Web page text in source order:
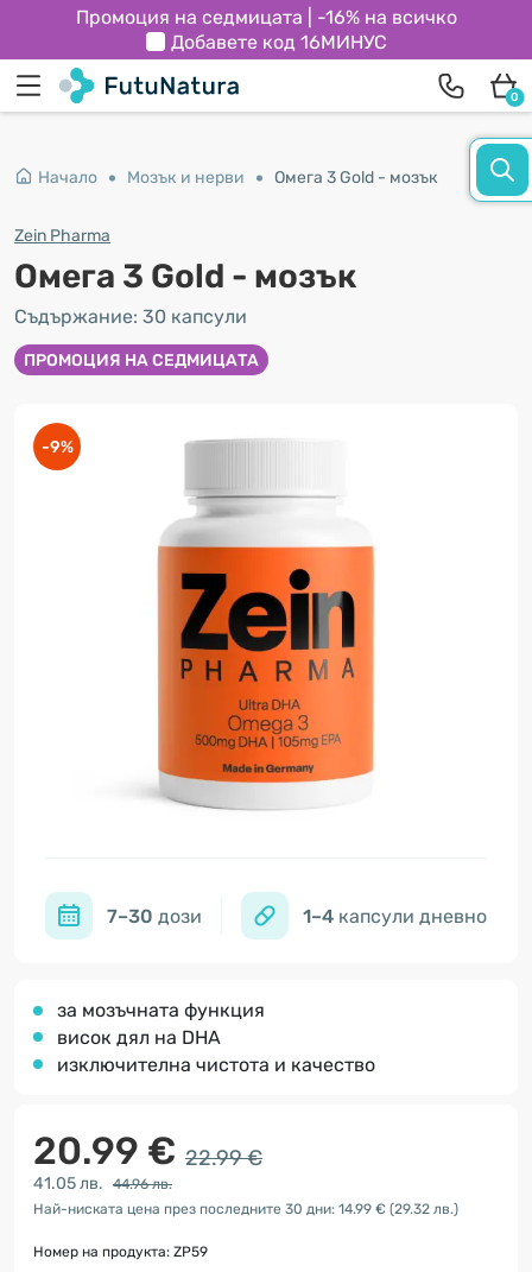
Промоция на седмицата | -16% на всичко
Добавете код 16МИНУС
0
Начало Мозък и нерви Омега 3 Gold - мозък
Zein Pharma
Омега 3 Gold - мозък
Съдържание: 30 капсули
ПРОМОЦИЯ НА СЕДМИЦАТА
-9%
7–30 дози 1–4 капсули дневно
за мозъчната функция
висок дял на DHA
изключителна чистота и качество
20.99 € 22.99 €
41.05 лв.
44.96 лв.
Най-ниската цена през последните 30 дни: 14.99 € (29.32 лв.)
Номер на продукта: ZP59